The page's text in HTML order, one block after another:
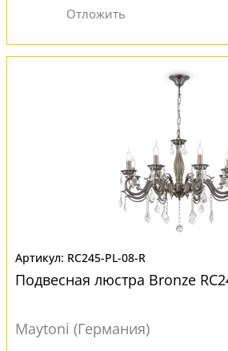
RC245-PL-08-R
Подвесная люстра Bronze
Maytoni (Германия)